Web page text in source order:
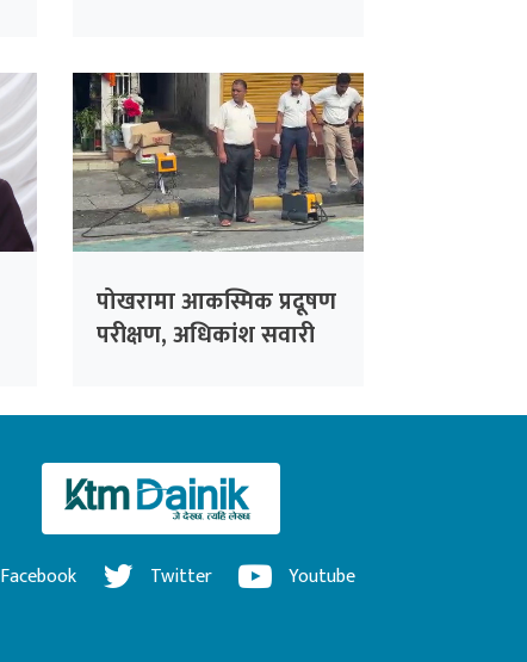
पोखरामा आकस्मिक प्रदूषण
परीक्षण, अधिकांश सवारी
Facebook Twitter Youtube